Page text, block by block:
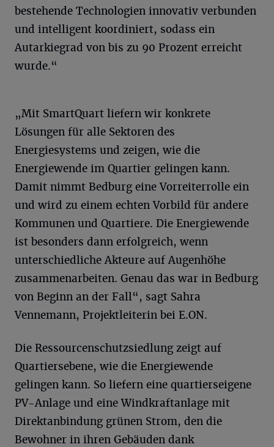
bestehende Technologien innovativ verbunden
und intelligent koordiniert, sodass ein
Autarkiegrad von bis zu 90 Prozent erreicht
wurde.“
„Mit SmartQuart liefern wir konkrete
Lösungen für alle Sektoren des
Energiesystems und zeigen, wie die
Energiewende im Quartier gelingen kann.
Damit nimmt Bedburg eine Vorreiterrolle ein
und wird zu einem echten Vorbild für andere
Kommunen und Quartiere. Die Energiewende
ist besonders dann erfolgreich, wenn
unterschiedliche Akteure auf Augenhöhe
zusammenarbeiten. Genau das war in Bedburg
von Beginn an der Fall“, sagt Sahra
Vennemann, Projektleiterin bei E.ON.
Die Ressourcenschutzsiedlung zeigt auf
Quartiersebene, wie die Energiewende
gelingen kann. So liefern eine quartierseigene
PV-Anlage und eine Windkraftanlage mit
Direktanbindung grünen Strom, den die
Bewohner in ihren Gebäuden dank